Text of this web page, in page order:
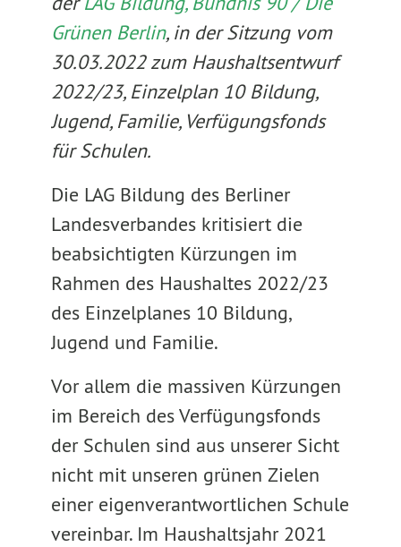
Grünen Berlin, in der Sitzung vom
30.03.2022 zum Haushaltsentwurf
2022/23, Einzelplan 10 Bildung,
Jugend, Familie, Verfügungsfonds
für Schulen.
Die LAG Bildung des Berliner
Landesverbandes kritisiert die
beabsichtigten Kürzungen im
Rahmen des Haushaltes 2022/23
des Einzelplanes 10 Bildung,
Jugend und Familie.
Vor allem die massiven Kürzungen
im Bereich des Verfügungsfonds
der Schulen sind aus unserer Sicht
nicht mit unseren grünen Zielen
einer eigenverantwortlichen Schule
vereinbar. Im Haushaltsjahr 2021